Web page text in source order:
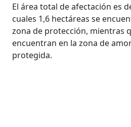
El área total de afectación es
cuales 1,6 hectáreas se
zona de protección, mientras
encuentran en la zona de
protegida.